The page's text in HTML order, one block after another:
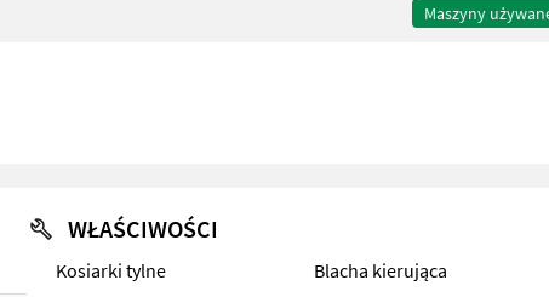
Maszyny
WŁAŚCIWOŚCI
Kosiarki tylne Blacha kierująca